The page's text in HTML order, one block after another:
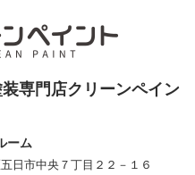
専門店クリーンペイン
ーム
日市中央７丁目２２－１６